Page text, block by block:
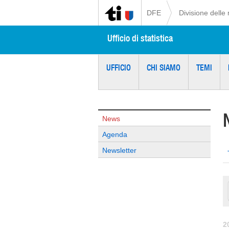
DFE Divisione delle
Ufficio di statistica
UFFICIO CHI SIAMO TEMI
News
Agenda
Newsletter